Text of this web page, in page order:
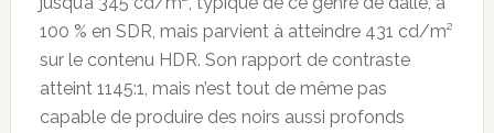
100 % en SDR, mais parvient à atteindre 431 cd/m²
sur le contenu HDR. Son rapport de contraste
atteint 1145:1, mais n’est tout de même pas
capable de produire des noirs aussi profonds